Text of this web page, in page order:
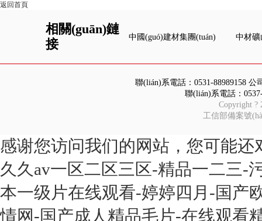
返回首頁
相關(guān)鏈
接
中國(guó)建材集團(tuán) 中材礦
聯(lián)系電話：0531-88989158
聯(lián)系電話：
Copyright ?
工信部備案號
感谢您访问我们的网站，您可能还
久久av一区二区三区-精品一二三-
本一级片在线观看-婷婷四月-国产
情网-国产成人精品毛片-在线观看